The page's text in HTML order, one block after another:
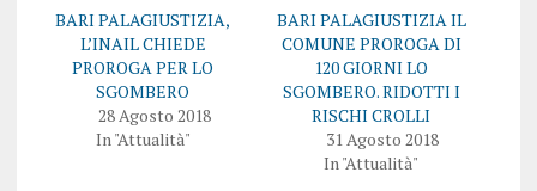
BARI PALAGIUSTIZIA,
L’INAIL CHIEDE
PROROGA PER LO
SGOMBERO
28 Agosto 2018
In "Attualità"
BARI PALAGIUSTIZIA IL
COMUNE PROROGA DI
120 GIORNI LO
SGOMBERO. RIDOTTI I
RISCHI CROLLI
31 Agosto 2018
In "Attualità"